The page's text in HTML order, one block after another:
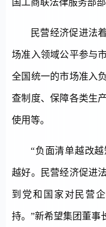
国工商联法律服务部
民营经济促进法
场准入领域公平参与
全国统一的市场准入
查制度、保障各类生
使用等。
“负面清单越改
越好。民营经济促进
到党和国家对民营
持。”新希望集团董事